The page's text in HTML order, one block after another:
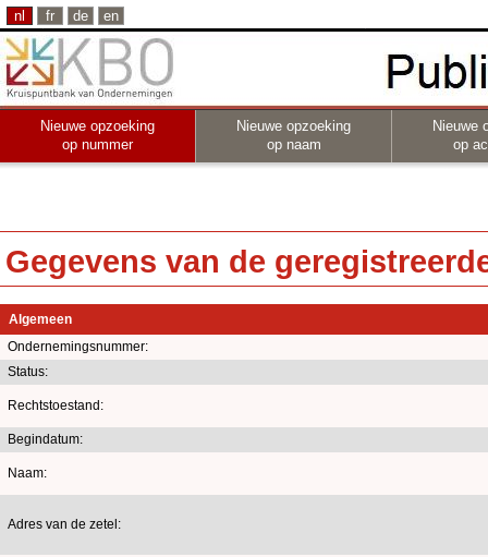
nl fr de en
Nieuwe opzoeking
op nummer
Nieuwe opzoeking
op naam
Nieuwe
op
Gegevens van de
Algemeen
Ondernemingsnummer:
Status:
Rechtstoestand:
Begindatum:
Naam:
Adres van de zetel: